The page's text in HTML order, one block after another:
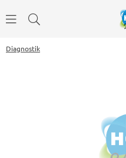
Diagnostik